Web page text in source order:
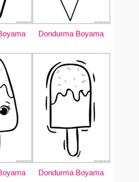
Dondurma Boyama
Dondurma Boyama